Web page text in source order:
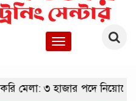
Toggle
মেলা: ৩ হাজার পদে নিয়োগের